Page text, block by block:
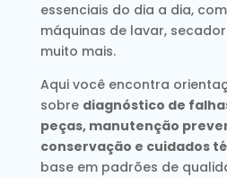
essenciais do dia a dia,
máquinas de lavar,
muito mais.
Aqui você encontra
sobre diagnóstico de
peças, manutenção
conservação e cuidados
base em padrões de